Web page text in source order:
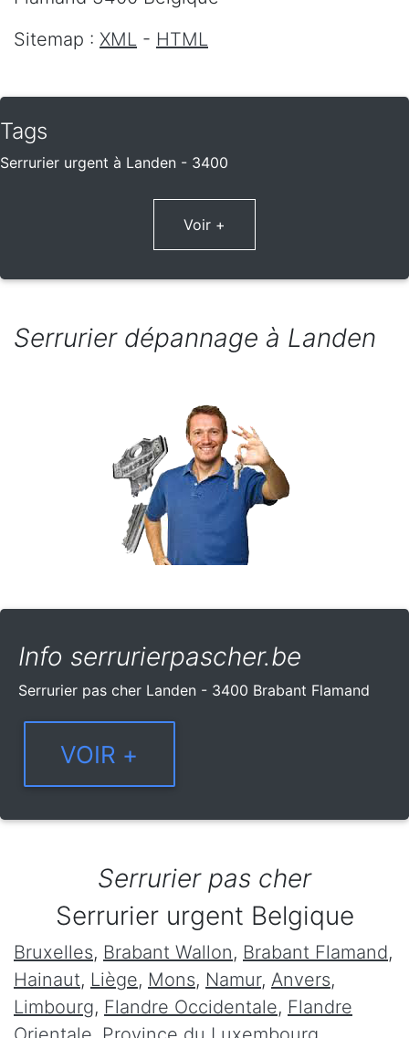
Sitemap : XML - HTML
Tags
Serrurier urgent à Landen - 3400
Voir +
Serrurier dépannage à Landen
Info serrurierpascher.be
Serrurier pas cher Landen - 3400 Brabant Flamand
Serrurier pas cher
Serrurier urgent Belgique
Bruxelles, Brabant Wallon, Brabant Flamand,
Hainaut, Liège, Mons, Namur, Anvers,
Limbourg, Flandre Occidentale, Flandre